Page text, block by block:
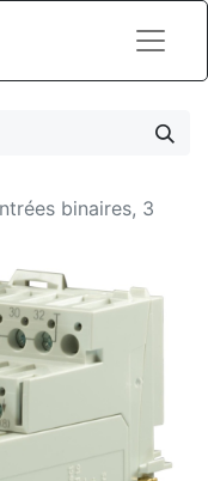
binaires, 3